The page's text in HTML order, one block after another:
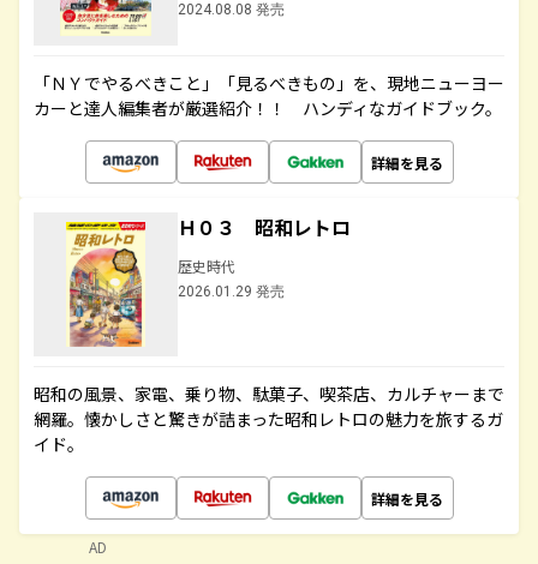
2024.08.08 発売
「ＮＹでやるべきこと」「見るべきもの」を、現地ニューヨー
カーと達人編集者が厳選紹介！！ ハンディなガイドブック。
詳細を見る
Ｈ０３ 昭和レトロ
歴史時代
2026.01.29 発売
昭和の風景、家電、乗り物、駄菓子、喫茶店、カルチャーまで
網羅。懐かしさと驚きが詰まった昭和レトロの魅力を旅するガ
イド。
詳細を見る
AD